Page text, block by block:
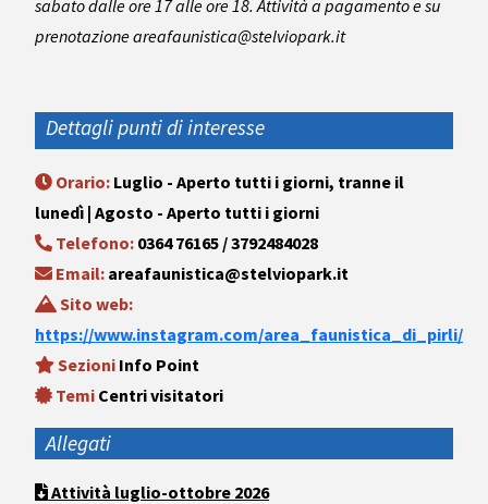
sabato dalle ore 17 alle ore 18. Attività a pagamento e su
prenotazione areafaunistica@stelviopark.it
Dettagli punti di interesse
Orario: Luglio - Aperto tutti i giorni, tranne il
lunedì | Agosto - Aperto tutti i giorni
Telefono: 0364 76165 / 3792484028
Email: areafaunistica@stelviopark.it
Sito web:
https://www.instagram.com/area_faunistica_di_pirli/
Sezioni Info Point
Temi Centri visitatori
Allegati
Attività luglio-ottobre 2026